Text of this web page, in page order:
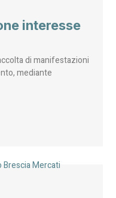
interesse
di manifestazioni
mediante